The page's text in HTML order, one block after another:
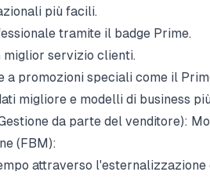
più facili.
tramite il badge Prime.
miglior servizio clienti.
a promozioni speciali come il
migliore e modelli di business
da parte del venditore):
(FBM):
attraverso l'esternalizzazione